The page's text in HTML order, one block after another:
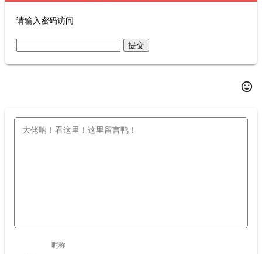
请输入密码访问
insert_emoticon
昵称